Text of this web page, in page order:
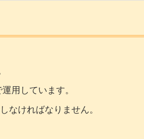
用しています。
なければなりません。